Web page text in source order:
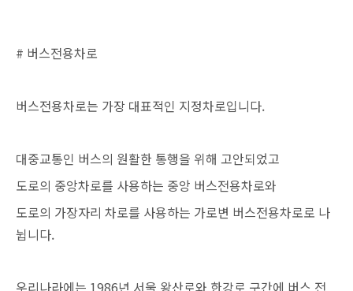
# 버스전용차로
버스전용차로는 가장 대표적인 지정차로입니다.
대중교통인 버스의 원활한 통행을 위해 고안되었고
도로의 중앙차로를 사용하는 중앙 버스전용차로와
도로의 가장자리 차로를 사용하는 가로변 버스전용차로로 나
뉩니다.
우리나라에는 1986년 서울 왕산로와 한강로 구간에 버스 전